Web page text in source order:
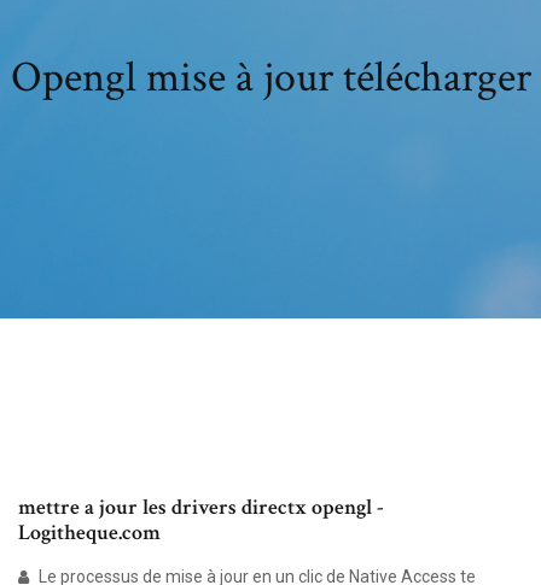
Opengl mise à jour télécharger
mettre a jour les drivers directx opengl -
Logitheque.com
Le processus de mise à jour en un clic de Native Access te